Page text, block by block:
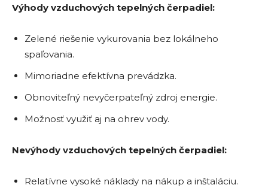
Výhody vzduchových tepelných čerpadiel:
Zelené riešenie vykurovania bez lokálneho
spaľovania.
Mimoriadne efektívna prevádzka.
Obnoviteľný nevyčerpateľný zdroj energie.
Možnosť využiť aj na ohrev vody.
Nevýhody vzduchových tepelných čerpadiel:
Relatívne vysoké náklady na nákup a inštaláciu.